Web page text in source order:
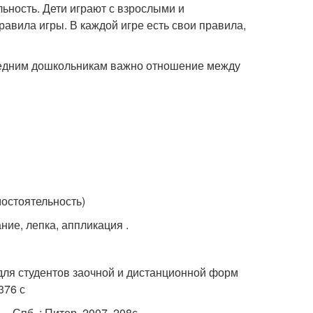
Дети играют с взрослыми и
игры. В каждой игре есть свои правила,
дошкольникам важно отношение между
лепка, аппликация .
студентов заочной и дистанционной форм
с